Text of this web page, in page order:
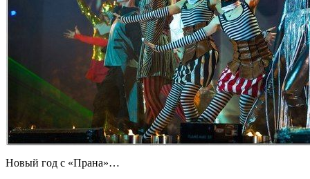
Новый год с «Прана»…